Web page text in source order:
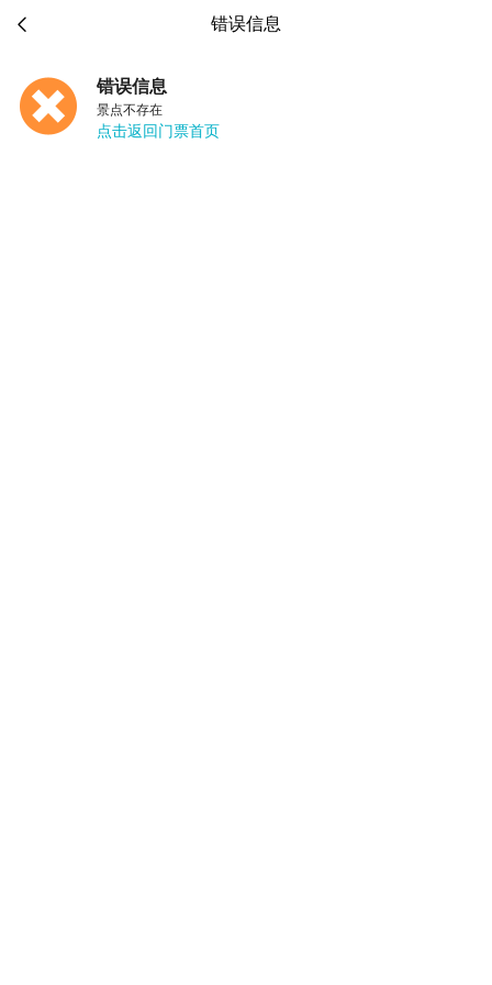
 错误信息
错误信息
景点不存在
点击返回门票首页